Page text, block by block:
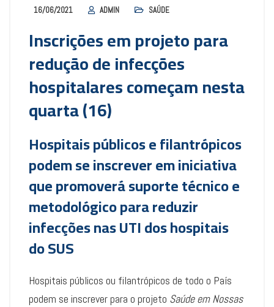
16/06/2021 ADMIN SAÚDE
Inscrições em projeto para
redução de infecções
hospitalares começam nesta
quarta (16)
Hospitais públicos e filantrópicos
podem se inscrever em iniciativa
que promoverá suporte técnico e
metodológico para reduzir
infecções nas UTI dos hospitais
do SUS
Hospitais públicos ou filantrópicos de todo o País
podem se inscrever para o projeto Saúde em Nossas